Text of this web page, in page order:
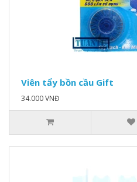
Viên tẩy bồn cầu Gift
34.000 VNĐ